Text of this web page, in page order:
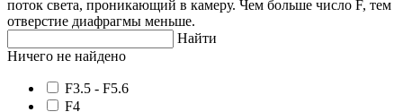
поток света, проникающий в камеру. Чем больше число F, тем
отверстие диафрагмы меньше.
Найти
Ничего не найдено
F3.5 - F5.6
F4